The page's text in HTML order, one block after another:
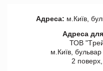
Адреса: м.Київ,
Адреса для
ТОВ
м.Київ,
2